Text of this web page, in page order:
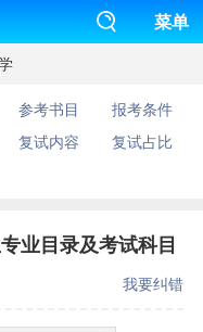
菜单
参考书目
报考条件
复试内容
复试占比
业目录及考试科目
我要纠错